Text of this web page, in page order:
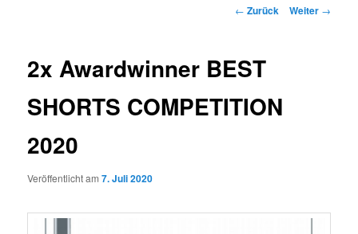
Beitrags-
← Zurück Weiter →
2x Awardwinner BEST
SHORTS COMPETITION
2020
Veröffentlicht am7. Juli 2020